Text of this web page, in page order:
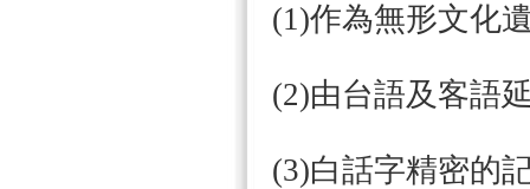
(1)作為無形文化
(2)由台語及客語
(3)白話字精密的